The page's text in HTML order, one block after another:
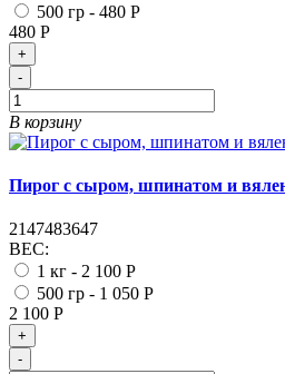
500 гр - 480 Р
480 Р
+
-
В корзину
Пирог с сыром, шпинатом и
2147483647
ВЕС:
1 кг - 2 100 Р
500 гр - 1 050 Р
2 100 Р
+
-